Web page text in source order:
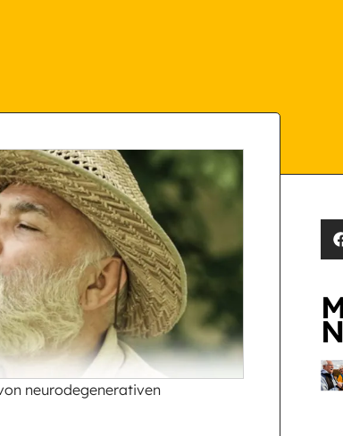
neurodegenerativen